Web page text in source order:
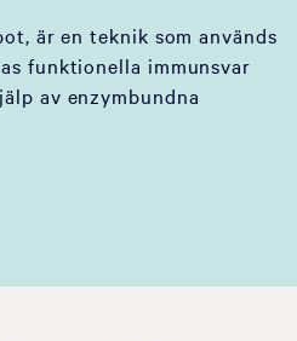
är en teknik som används
funktionella immunsvar
av enzymbundna